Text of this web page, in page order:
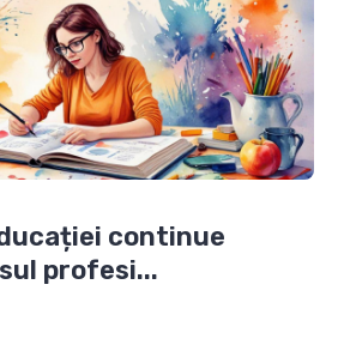
continue
profesi...